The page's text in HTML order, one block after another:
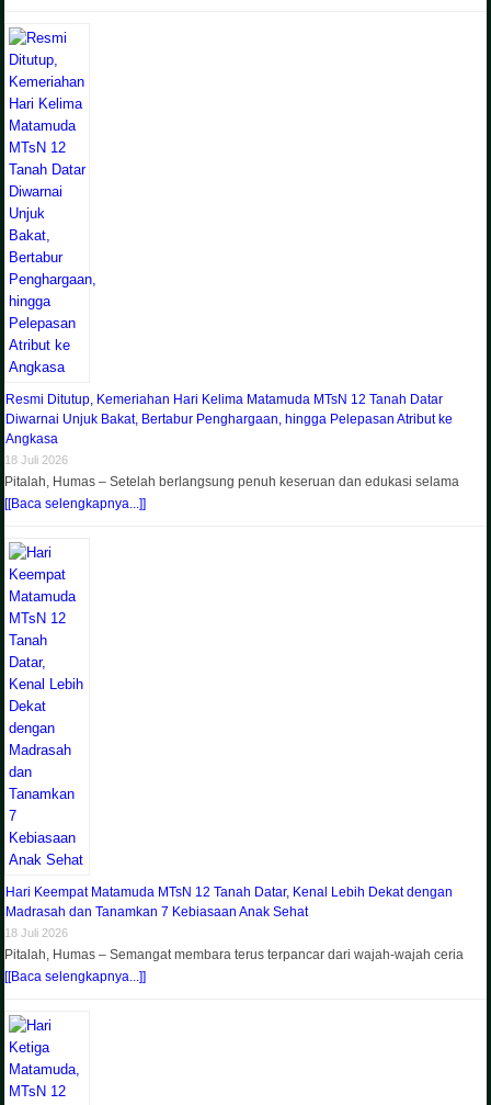
Resmi Ditutup, Kemeriahan Hari Kelima Matamuda MTsN 12 Tanah Datar
Diwarnai Unjuk Bakat, Bertabur Penghargaan, hingga Pelepasan Atribut ke
Angkasa
18 Juli 2026
Pitalah, Humas – Setelah berlangsung penuh keseruan dan edukasi selama
[[Baca selengkapnya...]]
Hari Keempat Matamuda MTsN 12 Tanah Datar, Kenal Lebih Dekat dengan
Madrasah dan Tanamkan 7 Kebiasaan Anak Sehat
18 Juli 2026
Pitalah, Humas – Semangat membara terus terpancar dari wajah-wajah ceria
[[Baca selengkapnya...]]